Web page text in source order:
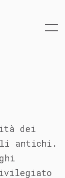
dei
antichi.